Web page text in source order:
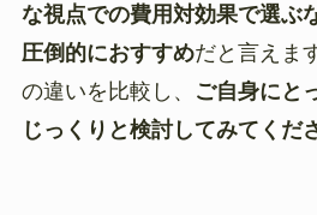
な視点での費用対効果で選ぶ
圧倒的におすすめだと言えま
の違いを比較し、
ご自身にと
じっくりと検討してみてくだ